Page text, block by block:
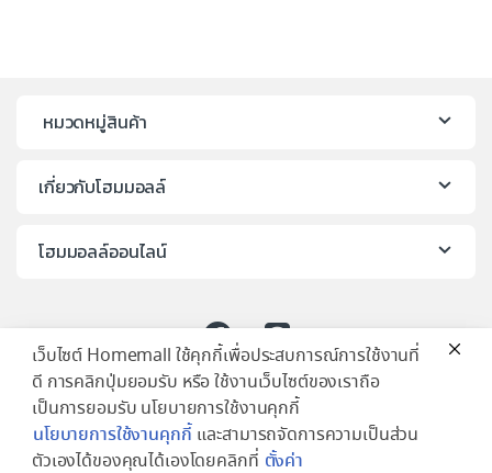
หมวดหมู่สินค้า
เกี่ยวกับโฮมมอลล์
โฮมมอลล์ออนไลน์
เว็บไซต์ Homemall ใช้คุกกี้เพื่อประสบการณ์การใช้งานที่
ดี การคลิกปุ่มยอมรับ หรือ ใช้งานเว็บไซต์ของเราถือ
เป็นการยอมรับ นโยบายการใช้งานคุกกี้
นโยบายการใช้งานคุกกี้ และสามารถจัดการความเป็นส่วน
ตัวเองได้ของคุณได้เองโดยคลิกที่ ตั้งค่า